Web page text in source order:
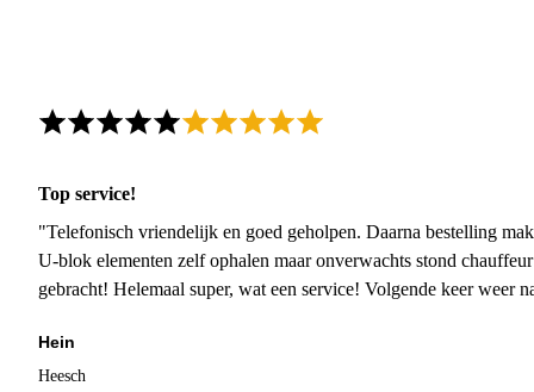
Top service!
"Telefonisch vriendelijk en goed geholpen. Daarna bestelling
U-blok elementen zelf ophalen maar onverwachts stond
gebracht! Helemaal super, wat een service! Volgende keer weer
Hein
Heesch